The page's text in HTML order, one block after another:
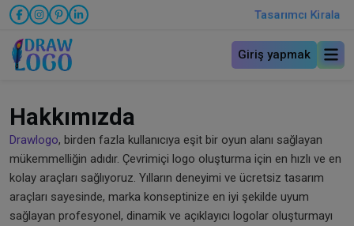
Tasarımcı Kirala
Giriş yapmak
Hakkımızda
Drawlogo, birden fazla kullanıcıya eşit bir oyun alanı sağlayan
mükemmelliğin adıdır. Çevrimiçi logo oluşturma için en hızlı ve en
kolay araçları sağlıyoruz. Yılların deneyimi ve ücretsiz tasarım
araçları sayesinde, marka konseptinize en iyi şekilde uyum
sağlayan profesyonel, dinamik ve açıklayıcı logolar oluşturmayı